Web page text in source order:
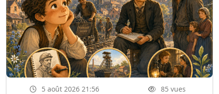
5 août 2026 21:56 85 vues